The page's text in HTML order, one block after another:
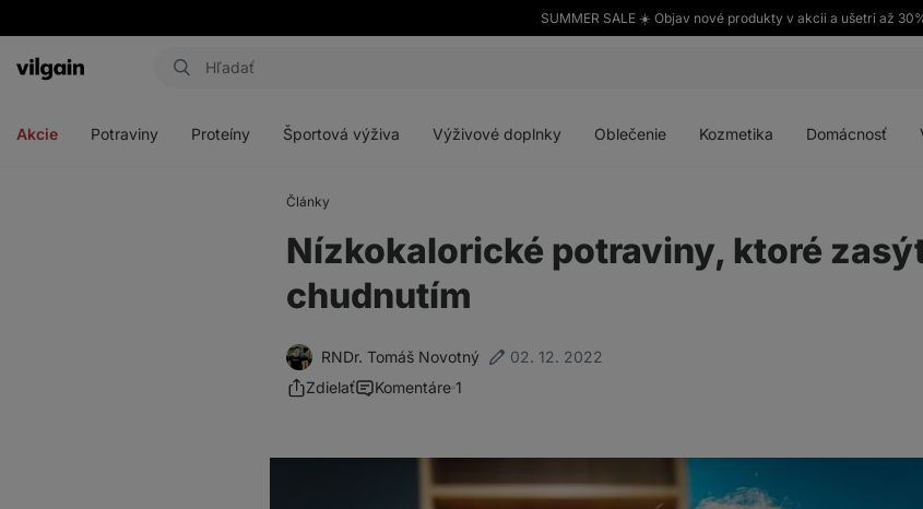
SUMMER SALE ☀️ Objav nové produkty v akcii a ušetri až
Eshop
Akcie Potraviny Proteíny Športová výživa Výživové doplnky Oblečenie Kozmetika Domácnosť
Články
Nízkokalorické potraviny, ktoré
chudnutím
RNDr. Tomáš Novotný
02. 12. 2022
Zdielať
Komentáre 1